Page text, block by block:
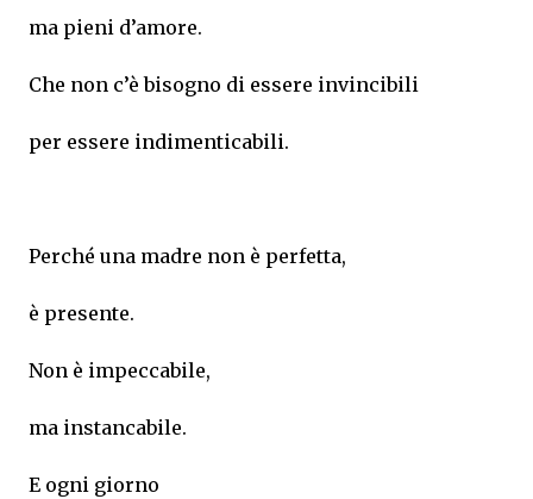
ma pieni d’amore.
Che non c’è bisogno di essere invincibili
per essere indimenticabili.
Perché una madre non è perfetta,
è presente.
Non è impeccabile,
ma instancabile.
E ogni giorno